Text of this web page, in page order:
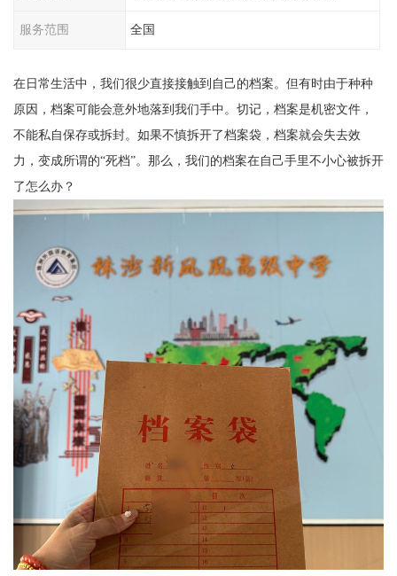
服务范围 全国
在日常生活中，我们很少直接接触到自己的档案。但有时由于种种
原因，档案可能会意外地落到我们手中。切记，档案是机密文件，
不能私自保存或拆封。如果不慎拆开了档案袋，档案就会失去效
力，变成所谓的“死档”。那么，我们的档案在自己手里不小心被拆开
了怎么办？